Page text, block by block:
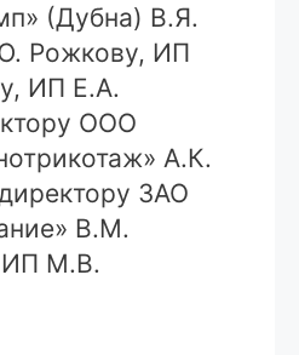
(Дубна) В.Я.
Рожкову, ИП
ИП Е.А.
ООО
А.К.
ЗАО
В.М.
ИП М.В.